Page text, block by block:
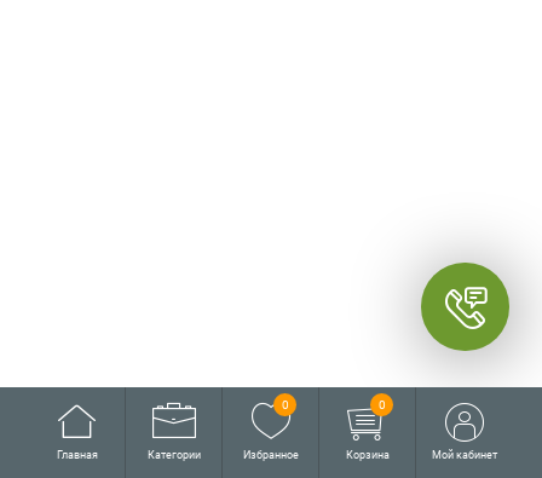
Главная Категории Избранное
0
Корзина
0
Мой кабинет